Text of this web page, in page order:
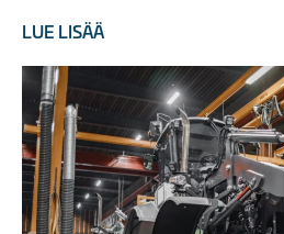
LUE LISÄÄ